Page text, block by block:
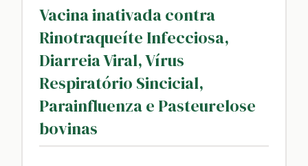
Vacina inativada contra
Rinotraqueíte Infecciosa,
Diarreia Viral, Vírus
Respiratório Sincicial,
Parainfluenza e Pasteurelose
bovinas